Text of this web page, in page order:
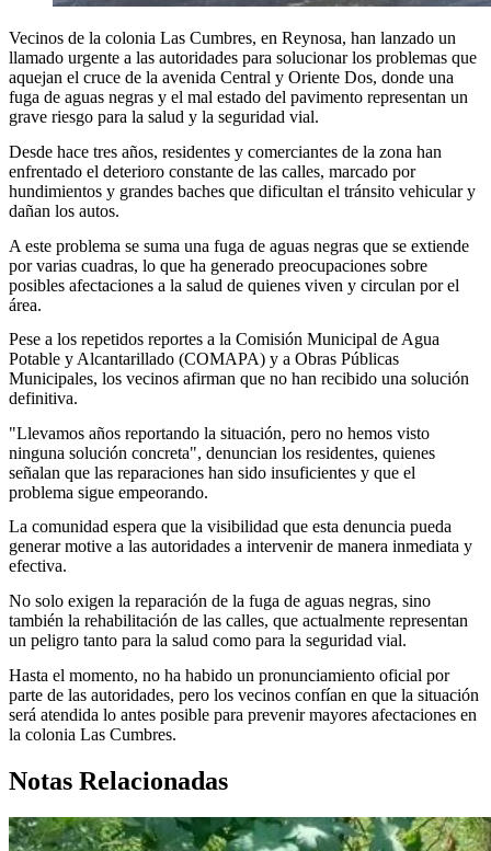
Vecinos de la colonia Las Cumbres, en Reynosa, han lanzado un
llamado urgente a las autoridades para solucionar los problemas que
aquejan el cruce de la avenida Central y Oriente Dos, donde una
fuga de aguas negras y el mal estado del pavimento representan un
grave riesgo para la salud y la seguridad vial.
Desde hace tres años, residentes y comerciantes de la zona han
enfrentado el deterioro constante de las calles, marcado por
hundimientos y grandes baches que dificultan el tránsito vehicular y
dañan los autos.
A este problema se suma una fuga de aguas negras que se extiende
por varias cuadras, lo que ha generado preocupaciones sobre
posibles afectaciones a la salud de quienes viven y circulan por el
área.
Pese a los repetidos reportes a la Comisión Municipal de Agua
Potable y Alcantarillado (COMAPA) y a Obras Públicas
Municipales, los vecinos afirman que no han recibido una solución
definitiva.
"Llevamos años reportando la situación, pero no hemos visto
ninguna solución concreta", denuncian los residentes, quienes
señalan que las reparaciones han sido insuficientes y que el
problema sigue empeorando.
La comunidad espera que la visibilidad que esta denuncia pueda
generar motive a las autoridades a intervenir de manera inmediata y
efectiva.
No solo exigen la reparación de la fuga de aguas negras, sino
también la rehabilitación de las calles, que actualmente representan
un peligro tanto para la salud como para la seguridad vial.
Hasta el momento, no ha habido un pronunciamiento oficial por
parte de las autoridades, pero los vecinos confían en que la situación
será atendida lo antes posible para prevenir mayores afectaciones en
la colonia Las Cumbres.
Notas Relacionadas